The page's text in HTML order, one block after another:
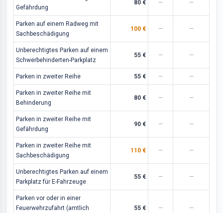
Gefährdung
80 € — —
Parken auf einem Radweg mit
Sachbeschädigung
100 € — —
Unberechtigtes Parken auf einem
Schwerbehinderten-Parkplatz
55 € — —
Parken in zweiter Reihe 55 € — —
Parken in zweiter Reihe mit
Behinderung
80 € — —
Parken in zweiter Reihe mit
Gefährdung
90 € — —
Parken in zweiter Reihe mit
Sachbeschädigung
110 € — —
Unberechtigtes Parken auf einem
Parkplatz für E-Fahrzeuge
55 € — —
Parken vor oder in einer
Feuerwehrzufahrt (amtlich
55 € — —